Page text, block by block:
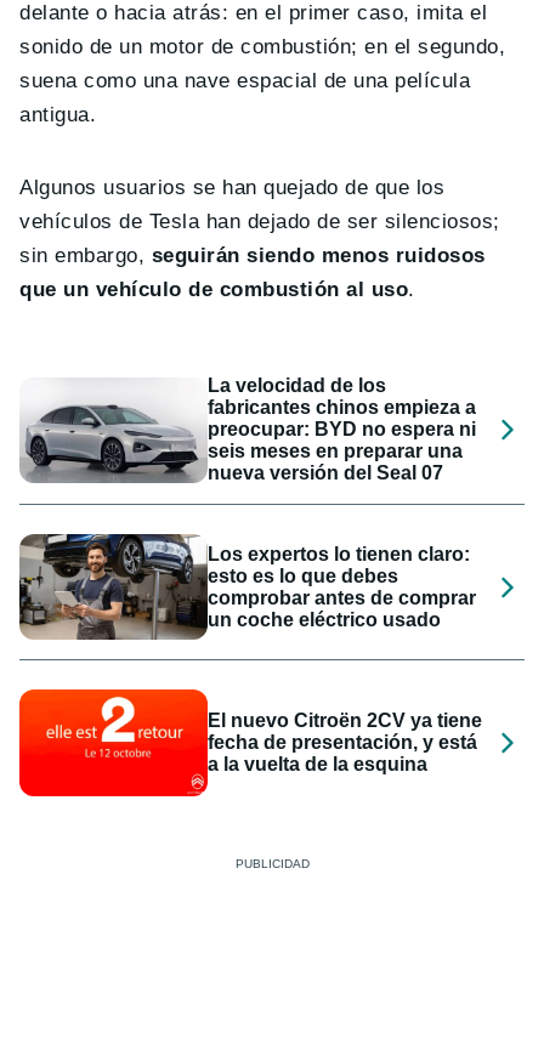
delante o hacia atrás: en el primer caso, imita el
sonido de un motor de combustión; en el segundo,
suena como una nave espacial de una película
antigua.
Algunos usuarios se han quejado de que los
vehículos de Tesla han dejado de ser silenciosos;
sin embargo, seguirán siendo menos ruidosos
que un vehículo de combustión al uso.
La velocidad de los
fabricantes chinos empieza a
preocupar: BYD no espera ni
seis meses en preparar una
nueva versión del Seal 07
Los expertos lo tienen claro:
esto es lo que debes
comprobar antes de comprar
un coche eléctrico usado
El nuevo Citroën 2CV ya tiene
fecha de presentación, y está
a la vuelta de la esquina